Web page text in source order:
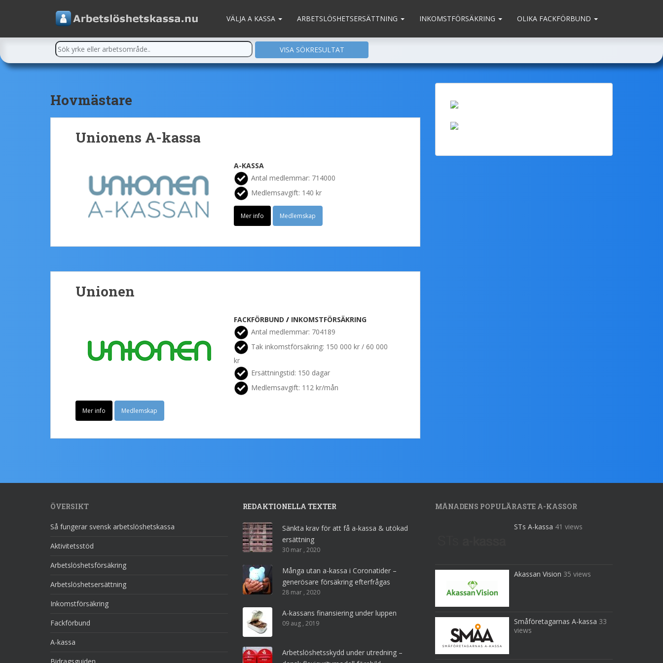
VÄLJA A KASSA ARBETSLÖSHETSERSÄTTNING INKOMSTFÖRSÄKRING OLIKA FACKFÖRBUND
Hovmästare
Unionens A-kassa
A-KASSA
Antal medlemmar: 714000
Medlemsavgift: 140 kr
Mer info Medlemskap
Unionen
FACKFÖRBUND / INKOMSTFÖRSÄKRING
Antal medlemmar: 704189
Tak inkomstförsäkring: 150 000 kr / 60 000
kr
Ersättningstid: 150 dagar
Medlemsavgift: 112 kr/mån
Mer info Medlemskap
ÖVERSIKT
Så fungerar svensk arbetslöshetskassa
Aktivitetsstöd
Arbetslöshetsförsäkring
Arbetslöshetsersättning
Inkomstförsäkring
Fackförbund
A-kassa
REDAKTIONELLA TEXTER
Sänkta krav för att få a-kassa & utökad
ersättning
30 mar , 2020
Många utan a-kassa i Coronatider –
generösare försäkring efterfrågas
28 mar , 2020
A-kassans finansiering under luppen
09 aug , 2019
Arbetslöshetsskydd under utredning –
MÅNADENS POPULÄRASTE A-KASSOR
STs A-kassa 41 views
Akassan Vision 35 views
Småföretagarnas A-kassa 33
views